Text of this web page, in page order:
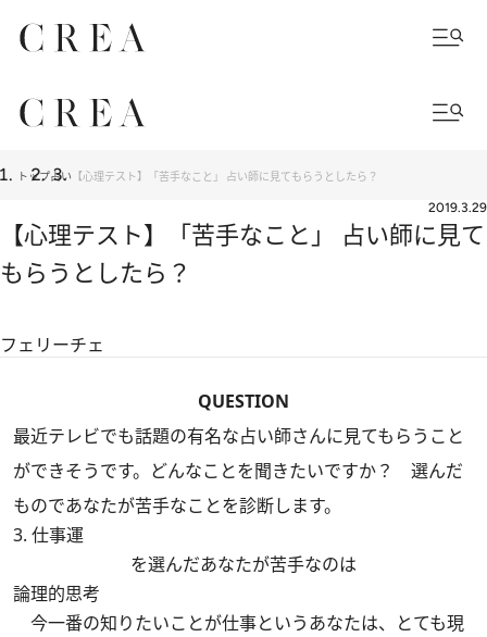
トップ占い 【心理テスト】「苦手なこと」 占い師に見てもらうとしたら？
2019.3.29
【心理テスト】「苦手なこと」 占い師に見て
もらうとしたら？
フェリーチェ
QUESTION
最近テレビでも話題の有名な占い師さんに見てもらうこと
ができそうです。どんなことを聞きたいですか？ 選んだ
ものであなたが苦手なことを診断します。
3. 仕事運
を選んだあなたが苦手なのは
論理的思考
今一番の知りたいことが仕事というあなたは、とても現